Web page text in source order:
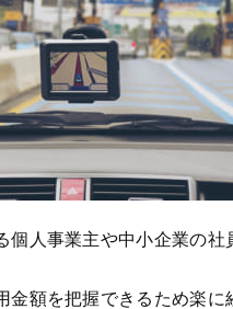
人事業主や中小企業の社
額を把握できるため楽に